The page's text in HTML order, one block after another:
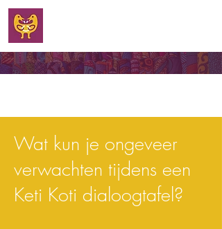
Wat kun je ongeveer
verwachten tijdens een
Keti Koti dialoogtafel?